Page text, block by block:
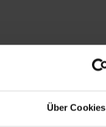
Über Cookies